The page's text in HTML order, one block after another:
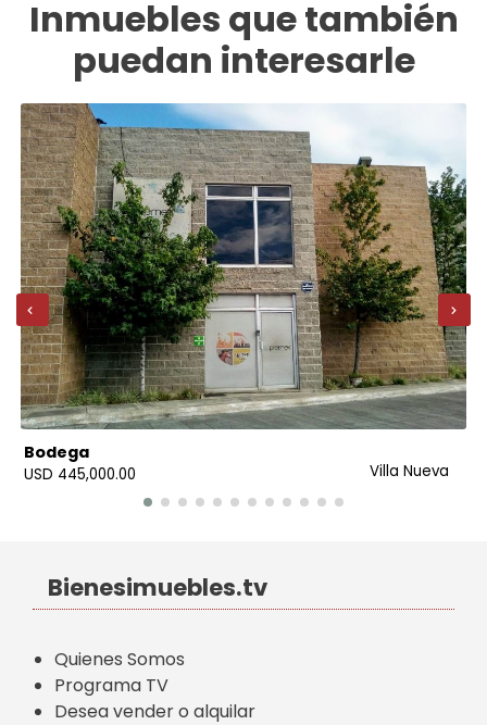
Inmuebles que también
puedan interesarle
Bodega
USD 445,000.00 Villa Nueva
›
Bienesimuebles.tv
Quienes Somos
Programa TV
Desea vender o alquilar